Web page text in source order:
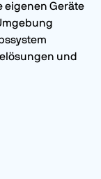
eigenen Geräte
und